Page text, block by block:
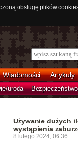
obsługę plików
Wiadomości Artykuły
uroda
Używanie dużych
wystąpienia
8 lutego 2024, 06:36